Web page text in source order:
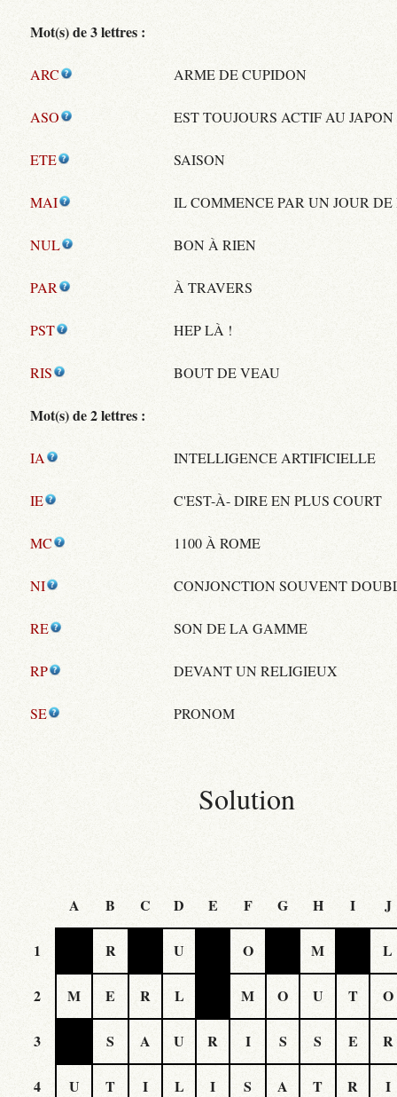
Mot(s) de 3 lettres :
ARC ARME DE CUPIDON
ASO EST TOUJOURS ACTIF AU JAPON
ETE SAISON
MAI IL COMMENCE PAR UN JOUR DE
NUL BON À RIEN
PAR À TRAVERS
PST HEP LÀ !
RIS BOUT DE VEAU
Mot(s) de 2 lettres :
IA INTELLIGENCE ARTIFICIELLE
IE C'EST-À- DIRE EN PLUS COURT
MC 1100 À ROME
NI CONJONCTION SOUVENT
RE SON DE LA GAMME
RP DEVANT UN RELIGIEUX
SE PRONOM
Solution
A B C D E F G H I J
1 R U O M L
2 M E R L M O U T O
3 S A U R I S S E R
4 U T I L I S A T R I